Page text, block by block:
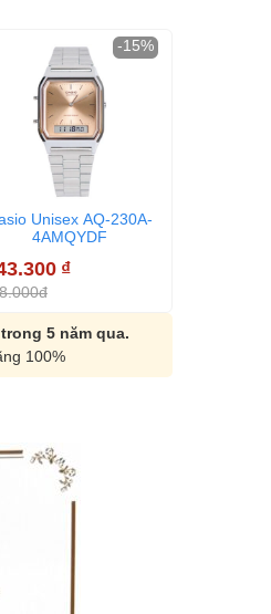
Unisex AQ-230A-
4AMQYDF
₫
-15%
5 năm qua.
100%